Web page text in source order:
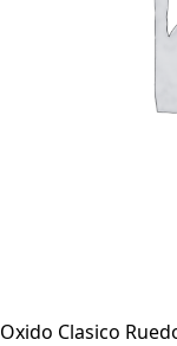
Oxido Clasico